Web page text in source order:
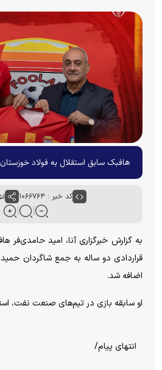
هافبک سابق استقلال به فولاد
کد خبر : ۱۰۶۶۷۶۴
به گزارش خبرگزاری آنا، امید
قراردادی دو ساله به جمع شاگردان
اضافه شد.
او سابقه بازی در تیم‌های صنعت نفت،
انتهای پیام/